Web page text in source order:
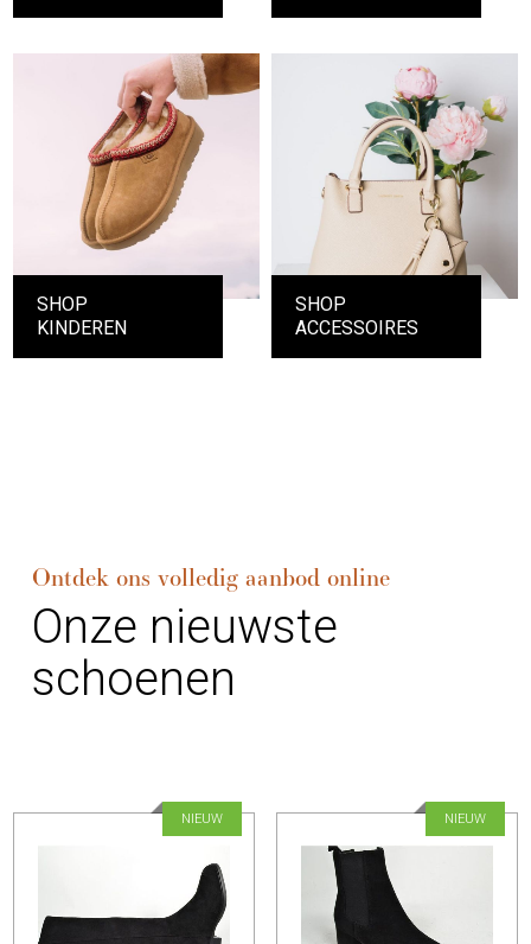
SHOP
KINDEREN
SHOP
ACCESSOIRES
Ontdek ons volledig aanbod online
Onze nieuwste
schoenen
NIEUW NIEUW